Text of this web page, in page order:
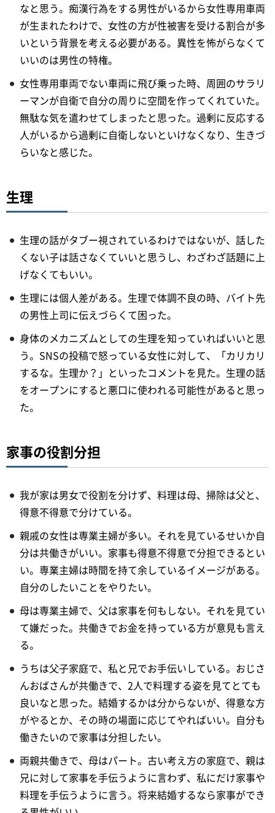
なと思う。痴漢行為をする男性がいるから女性専用車両
が生まれたわけで、女性の方が性被害を受ける割合が多
いという背景を考える必要がある。異性を怖がらなくて
いいのは男性の特権。
女性専用車両でない車両に飛び乗った時、周囲のサラリ
ーマンが自衛で自分の周りに空間を作ってくれていた。
無駄な気を遣わせてしまったと思った。過剰に反応する
人がいるから過剰に自衛しないといけなくなり、生きづ
らいなと感じた。
生理
生理の話がタブー視されているわけではないが、話した
くない子は話さなくていいと思うし、わざわざ話題に上
げなくてもいい。
生理には個人差がある。生理で体調不良の時、バイト先
の男性上司に伝えづらくて困った。
身体のメカニズムとしての生理を知っていればいいと思
う。SNSの投稿で怒っている女性に対して、「カリカリ
するな。生理か？」といったコメントを見た。生理の話
をオープンにすると悪口に使われる可能性があると思っ
た。
家事の役割分担
我が家は男女で役割を分けず、料理は母、掃除は父と、
得意不得意で分けている。
親戚の女性は専業主婦が多い。それを見ているせいか自
分は共働きがいい。家事も得意不得意で分担できるとい
い。専業主婦は時間を持て余しているイメージがある。
自分のしたいことをやりたい。
母は専業主婦で、父は家事を何もしない。それを見てい
て嫌だった。共働きでお金を持っている方が意見も言え
る。
うちは父子家庭で、私と兄でお手伝いしている。おじさ
んおばさんが共働きで、2人で料理する姿を見てとても
良いなと思った。結婚するかは分からないが、得意な方
がやるとか、その時の場面に応じてやればいい。自分も
働きたいので家事は分担したい。
両親共働きで、母はパート。古い考え方の家庭で、親は
兄に対して家事を手伝うように言わず、私にだけ家事や
料理を手伝うように言う。将来結婚するなら家事ができ